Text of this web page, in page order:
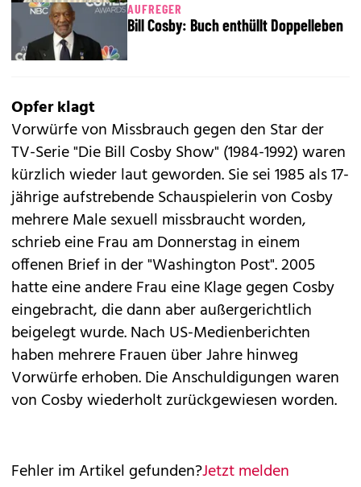
AUFREGER
Bill Cosby: Buch enthüllt Doppelleben
Opfer klagt
Vorwürfe von Missbrauch gegen den Star der
TV-Serie "Die Bill Cosby Show" (1984-1992) waren
kürzlich wieder laut geworden. Sie sei 1985 als 17-
jährige aufstrebende Schauspielerin von Cosby
mehrere Male sexuell missbraucht worden,
schrieb eine Frau am Donnerstag in einem
offenen Brief in der "Washington Post". 2005
hatte eine andere Frau eine Klage gegen Cosby
eingebracht, die dann aber außergerichtlich
beigelegt wurde. Nach US-Medienberichten
haben mehrere Frauen über Jahre hinweg
Vorwürfe erhoben. Die Anschuldigungen waren
von Cosby wiederholt zurückgewiesen worden.
Fehler im Artikel gefunden?Jetzt melden